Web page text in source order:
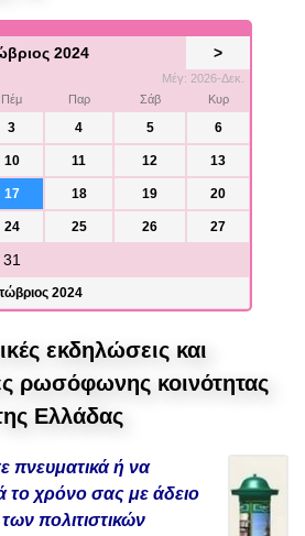
2024 >
Μέγ: 2026-Δεκ.
Πέμ Παρ Σάβ Κυρ
3 4 5 6
10 11 12 13
17 18 19 20
24 25 26 27
31
2024
εκδηλώσεις και
ρωσόφωνης κοινότητας
Ελλάδας
πνευματικά ή να
το χρόνο σας με άδειο
πολιτιστικών